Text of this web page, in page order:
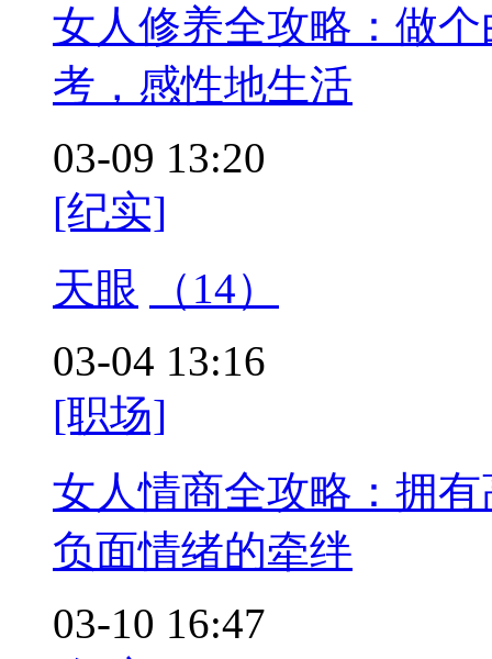
女人修养全攻略：做
考，感性地生活
03-09 13:20
[纪实]
天眼
（14）
03-04 13:16
[职场]
女人情商全攻略：拥
负面情绪的牵绊
03-10 16:47